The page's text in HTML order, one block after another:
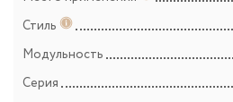
Стиль
Модульность
Серия